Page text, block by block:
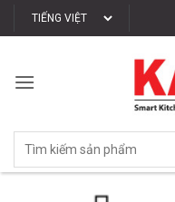
qua
dung
Tìm